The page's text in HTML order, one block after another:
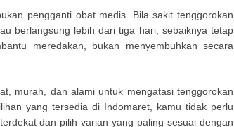
pengganti obat medis. Bila sakit tenggorokan
berlangsung lebih dari tiga hari, sebaiknya tetap
meredakan, bukan menyembuhkan secara
murah, dan alami untuk mengatasi tenggorokan
yang tersedia di Indomaret, kamu tidak perlu
dan pilih varian yang paling sesuai dengan